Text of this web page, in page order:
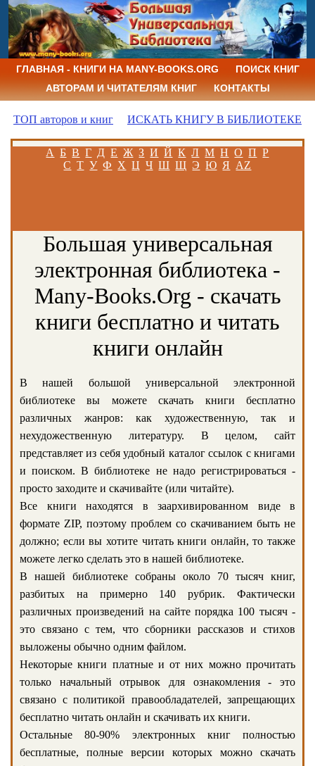
ГЛАВНАЯ - КНИГИ НА MANY-BOOKS.ORG
ПОИСК КНИГ
АВТОРАМ И ЧИТАТЕЛЯМ КНИГ
КОНТАКТЫ
ТОП авторов и книг ИСКАТЬ КНИГУ В БИБЛИОТЕКЕ
А Б В Г Д Е Ж З И Й К Л М Н О П Р
С Т У Ф Х Ц Ч Ш Щ Э Ю Я AZ
Большая универсальная
электронная библиотека -
Many-Books.Org - скачать
книги бесплатно и читать
книги онлайн
В нашей большой универсальной электронной
библиотеке вы можете скачать книги бесплатно
различных жанров: как художественную, так и
нехудожественную литературу. В целом, сайт
представляет из себя удобный каталог ссылок с книгами
и поиском. В библиотеке не надо регистрироваться -
просто заходите и скачивайте (или читайте).
Все книги находятся в заархивированном виде в
формате ZIP, поэтому проблем со скачиванием быть не
должно; если вы хотите читать книги онлайн, то также
можете легко сделать это в нашей библиотеке.
В нашей библиотеке собраны около 70 тысяч книг,
разбитых на примерно 140 рубрик. Фактически
различных произведений на сайте порядка 100 тысяч -
это связано с тем, что сборники рассказов и стихов
выложены обычно одним файлом.
Некоторые книги платные и от них можно прочитать
только начальный отрывок для ознакомления - это
связано с политикой правообладателей, запрещающих
бесплатно читать онлайн и скачивать их книги.
Остальные 80-90% электронных книг полностью
бесплатные, полные версии которых можно скачать